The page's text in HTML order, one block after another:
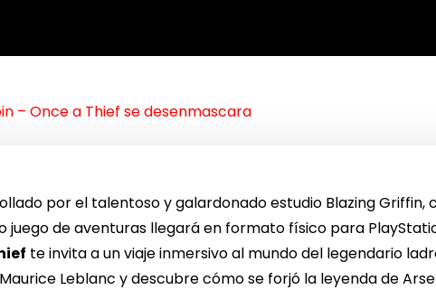
– Once a Thief se desenmascara
por el talentoso y galardonado estudio Blazing Griffin,
juego de aventuras llegará en formato físico para
te invita a un viaje inmersivo al mundo del legendario
Leblanc y descubre cómo se forjó la leyenda de